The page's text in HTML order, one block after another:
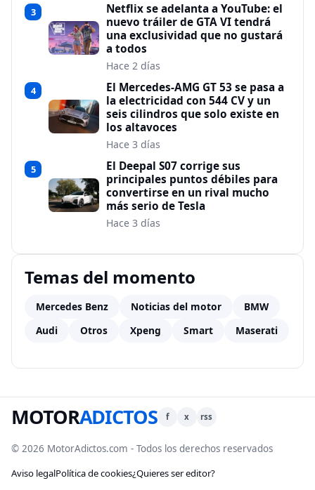
3
Netflix se adelanta a YouTube: el
nuevo tráiler de GTA VI tendrá
una exclusividad que no gustará
a todos
Hace 2 días
4
El Mercedes-AMG GT 53 se pasa a
la electricidad con 544 CV y un
seis cilindros que solo existe en
los altavoces
Hace 3 días
5
El Deepal S07 corrige sus
principales puntos débiles para
convertirse en un rival mucho
más serio de Tesla
Hace 3 días
Temas del momento
Mercedes Benz Noticias del motor
BMW
Audi
Otros Xpeng Smart Maserati
MOTORADICTOS f x rss
© 2026 MotorAdictos.com - Todos los derechos reservados
Aviso legalPolítica de cookies¿Quieres ser editor?